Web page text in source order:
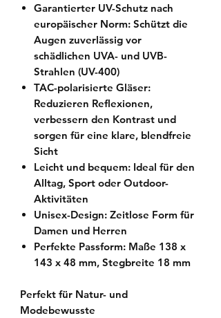
Garantierter UV-Schutz nach
europäischer Norm: Schützt die
Augen zuverlässig vor
schädlichen UVA- und UVB-
Strahlen (UV-400)
TAC-polarisierte Gläser:
Reduzieren Reflexionen,
verbessern den Kontrast und
sorgen für eine klare, blendfreie
Sicht
Leicht und bequem: Ideal für den
Alltag, Sport oder Outdoor-
Aktivitäten
Unisex-Design: Zeitlose Form für
Damen und Herren
Perfekte Passform: Maße 138 x
143 x 48 mm, Stegbreite 18 mm
Perfekt für Natur- und
Modebewusste